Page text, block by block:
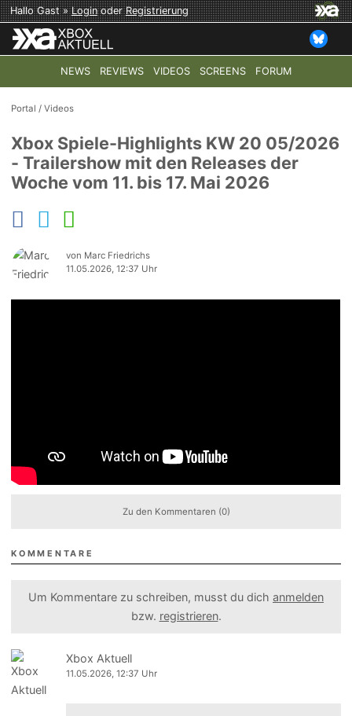
Hallo Gast »LoginoderRegistrierung
NEWS REVIEWS VIDEOS SCREENS FORUM
TOP-THEMEN: COD: MODERN WARFARE 4 HALO:
Portal /Videos
Xbox Spiele-Highlights KW 20 05/2026
- Trailershow mit den Releases der
Woche vom 11. bis 17. Mai 2026
von Marc Friedrichs
11.05.2026, 12:37 Uhr
Zu den Kommentaren (0)
KOMMENTARE
Um Kommentare zu schreiben, musst du dich anmelden
bzw. registrieren.
Xbox Aktuell
11.05.2026, 12:37 Uhr